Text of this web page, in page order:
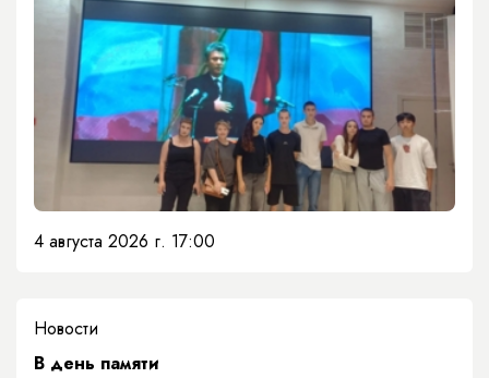
4 августа 2026 г. 17:00
Новости
​В день памяти